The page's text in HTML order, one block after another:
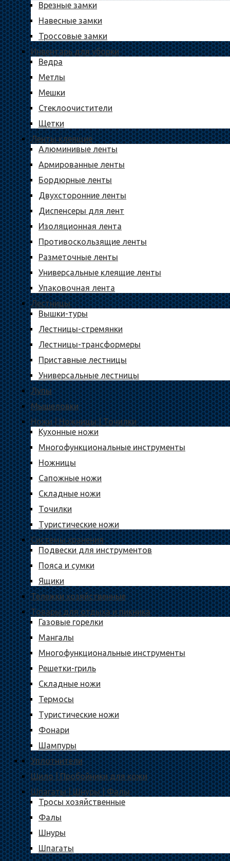
Врезные замки
Навесные замки
Троссовые замки
Инвентарь для уборки
Ведра
Метлы
Мешки
Стеклоочистители
Щетки
Ленты клеящие
Алюминивые ленты
Армированные ленты
Бордюрные ленты
Двухсторонние ленты
Диспенсеры для лент
Изоляционная лента
Противоскользящие ленты
Разметочные ленты
Универсальные клеящие ленты
Упаковочная лента
Лестницы
Вышки-туры
Лестницы-стремянки
Лестницы-трансформеры
Приставные лестницы
Универсальные лестницы
Лупы
Мышеловки
Ножи | Ножницы | Точилки
Кухонные ножи
Многофункциональные инструменты
Ножницы
Сапожные ножи
Складные ножи
Точилки
Туристические ножи
Системы хранения
Подвески для инструментов
Пояса и сумки
Ящики
Тележки хозяйственные
Товары для отдыха и пикника
Газовые горелки
Мангалы
Многофункциональные инструменты
Решетки-гриль
Складные ножи
Термосы
Туристические ножи
Фонари
Шампуры
Уплотнители
Шило | Пробойники для кожи
Шпагаты | Шнуры | Фалы
Тросы хозяйственные
Фалы
Шнуры
Шпагаты